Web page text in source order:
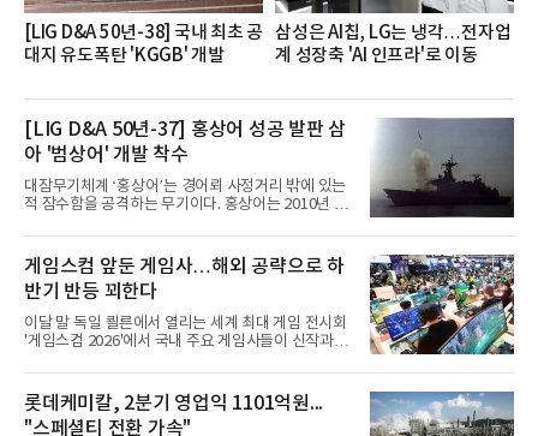
[LIG D&A 50년-38] 국내 최초 공
대지 유도폭탄 'KGGB' 개발
삼성은 AI칩, LG는 냉각…전자업
계 성장축 'AI 인프라'로 이동
[LIG D&A 50년-37] 홍상어 성공 발판 삼
아 '범상어' 개발 착수
대잠무기체계 ‘홍상어’는 경어뢰 사정거리 밖에 있는
적 잠수함을 공격하는 무기이다. 홍상어는 2010년 넥
이뤄졌다. 이후 2012년 한국형 구축함(KDX-1) 이상
의 함정에 실전 배치됐다.그해 7월 해군은 동해상에서
성능 검증을 위해 홍상어 시험발사를 실시했다. 이때
홍상어가 목표 지점에서 입수한 후 표적을 타격하지
못하고 물속에서 멈춰버리는 예상 밖의 일이 벌어졌
다. 2차 품질확인 사격 시험에서도 만족스러운 결과를
얻지 못했다. 완벽한 신뢰성 확보를 위해 LIG넥스원은
분야를
게임스컴 앞둔 게임사…해외 공략으로 하
반기 반등 꾀한다
이달 말 독일 쾰른에서 열리는 세계 최대 게임 전시회
'게임스컴 2026'에서 국내 주요 게임사들이 신작과 글
체별로 엇갈린 가운데 하반기 신작 흥행과 해외 시장
성과가 실적을 좌우할 핵심 변수로 떠오르고 있다.8일
업계에 따르면 올해 상반기 게임업계는 기업별 성적
표가 크게 갈렸다. 대표적으로 크래프톤은 'PUBG: 배
롯데케미칼, 2분기 영업익 1101억원...
"스페셜티 전환 가속"